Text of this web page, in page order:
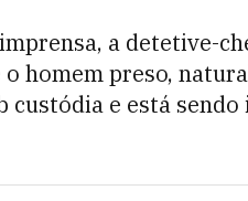
a detetive-
homem preso,
custódia e está